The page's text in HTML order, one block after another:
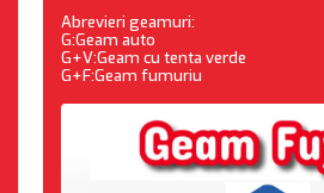
Abrevieri geamuri:
G:Geam auto
G+V:Geam cu tenta verde
G+F:Geam fumuriu